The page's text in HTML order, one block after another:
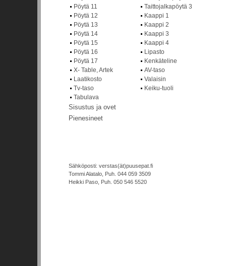
Pöytä 11
Taittojalkapöytä 3
Pöytä 12
Kaappi 1
Pöytä 13
Kaappi 2
Pöytä 14
Kaappi 3
Pöytä 15
Kaappi 4
Pöytä 16
Lipasto
Pöytä 17
Kenkäteline
X- Table, Artek
AV-taso
Laatikosto
Valaisin
Tv-taso
Keiku-tuoli
Tabulava
Sisustus ja ovet
Pienesineet
Sähköposti: verstas(ät)puusepat.fi
Tommi Alatalo, Puh. 044 059 3509
Heikki Paso, Puh. 050 546 5520